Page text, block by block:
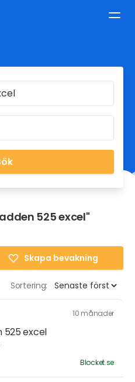
525 excel"
Skapa bevakning
Sortering:
10 månader
525 excel
Blocket.se